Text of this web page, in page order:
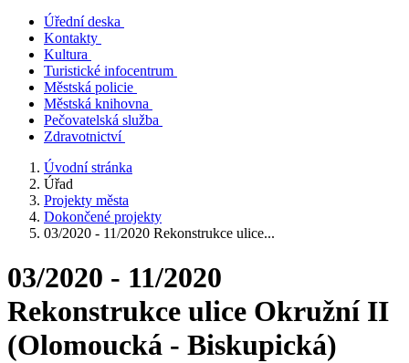
Úřední deska
Kontakty
Kultura
Turistické infocentrum
Městská policie
Městská knihovna
Pečovatelská služba
Zdravotnictví
Úvodní stránka
Úřad
Projekty města
Dokončené projekty
03/2020 - 11/2020 Rekonstrukce ulice...
03/2020 - 11/2020
Rekonstrukce ulice Okružní II
(Olomoucká - Biskupická)